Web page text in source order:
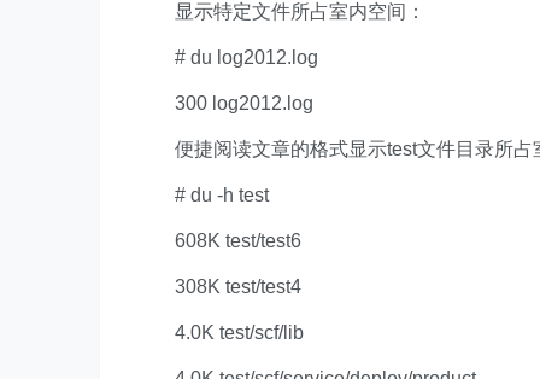
显示特定文件所占室内空间：
# du log2012.log
300 log2012.log
便捷阅读文章的格式显示test文件目录所占
# du -h test
608K test/test6
308K test/test4
4.0K test/scf/lib